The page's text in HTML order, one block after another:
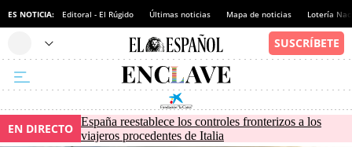
ES NOTICIA: Editoral - El Rúgido Últimas noticias Mapa de noticias Lotería
EN DIRECTO España reestablece los controles fronterizos a los
viajeros procedentes de Italia